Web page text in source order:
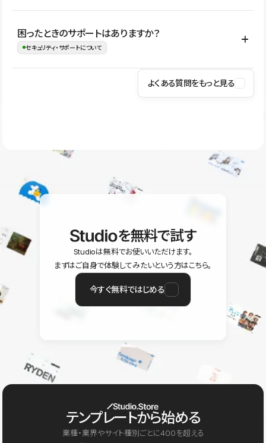
ながらレイアウトに影響を与えずに更新作業を進めやすくなりま
す。
Studioでは、公開サイトやサービスを安全に利用できるよう、通信
の暗号化、データ保護、アクセス管理、脆弱性対策など、複数の観
はSSL/TLSによる通信暗号化に対応しており、悪質なスクリプトの
困ったときのサポートはありますか？
セキュリティ・サポートについて
操作方法や機能については、ヘルプセンターでご確認いただけま
ユーザー同士で質問・相談できるコミュニティもご利用ください。
よくある質問をもっと見る
を無料で試す
Studioは無料でお使いいただけます。
まずはご自身で体験してみたいという方はこちら。
今すぐ無料ではじめる
テンプレートから始める
業種・業界やサイト種別ごとに400を超える